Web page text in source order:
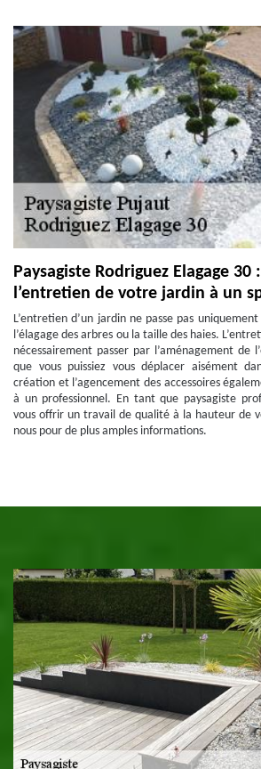
Paysagiste Rodriguez Elagage 30
l’entretien de votre jardin à un
L’entretien d’un jardin ne passe pas
l’élagage des arbres ou la taille des haies.
nécessairement passer par l’aménagement de
que vous puissiez vous déplacer aisément
création et l’agencement des accessoires
à un professionnel. En tant que paysagiste
vous offrir un travail de qualité à la hauteur de
nous pour de plus amples informations.